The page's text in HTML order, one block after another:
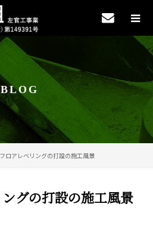
BLOG
ロアレベリングの打設の施工風景
グの打設の施工風景